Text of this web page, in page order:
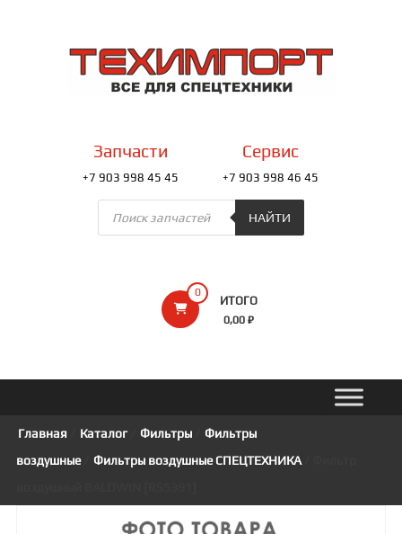
содержимомуТЕХИМПОРТ
Всё
0
ИТОГО
0,00 ₽
Запчасти
+7 903 998 45 45
Сервис
+7 903 998 46 45
Поиск
товаров
НАЙТИ
Главная Каталог/ Фильтры/
Фильтры
воздушные/ Фильтры воздушные СПЕЦТЕХНИКА/ Фильтр